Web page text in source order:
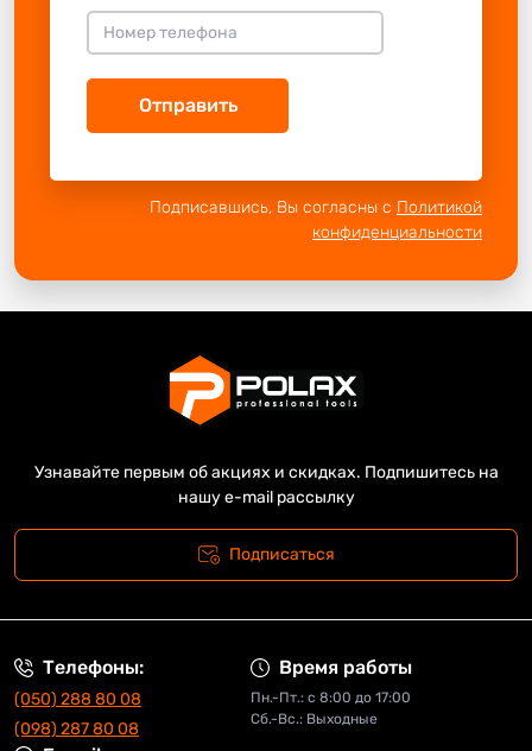
Отправить
Подписавшись, Вы согласны с Политикой
конфиденциальности
Узнавайте первым об акциях и скидках. Подпишитесь на
нашу e-mail рассылку
Подписаться
Телефоны:
(050) 288 80 08
(098) 287 80 08
Время работы
Пн.-Пт.: с 8:00 до 17:00
Сб.-Вс.: Выходные